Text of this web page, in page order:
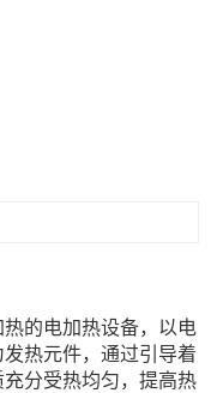
的电加热设备，以电
热元件，通过引导着
分受热均匀，提高热